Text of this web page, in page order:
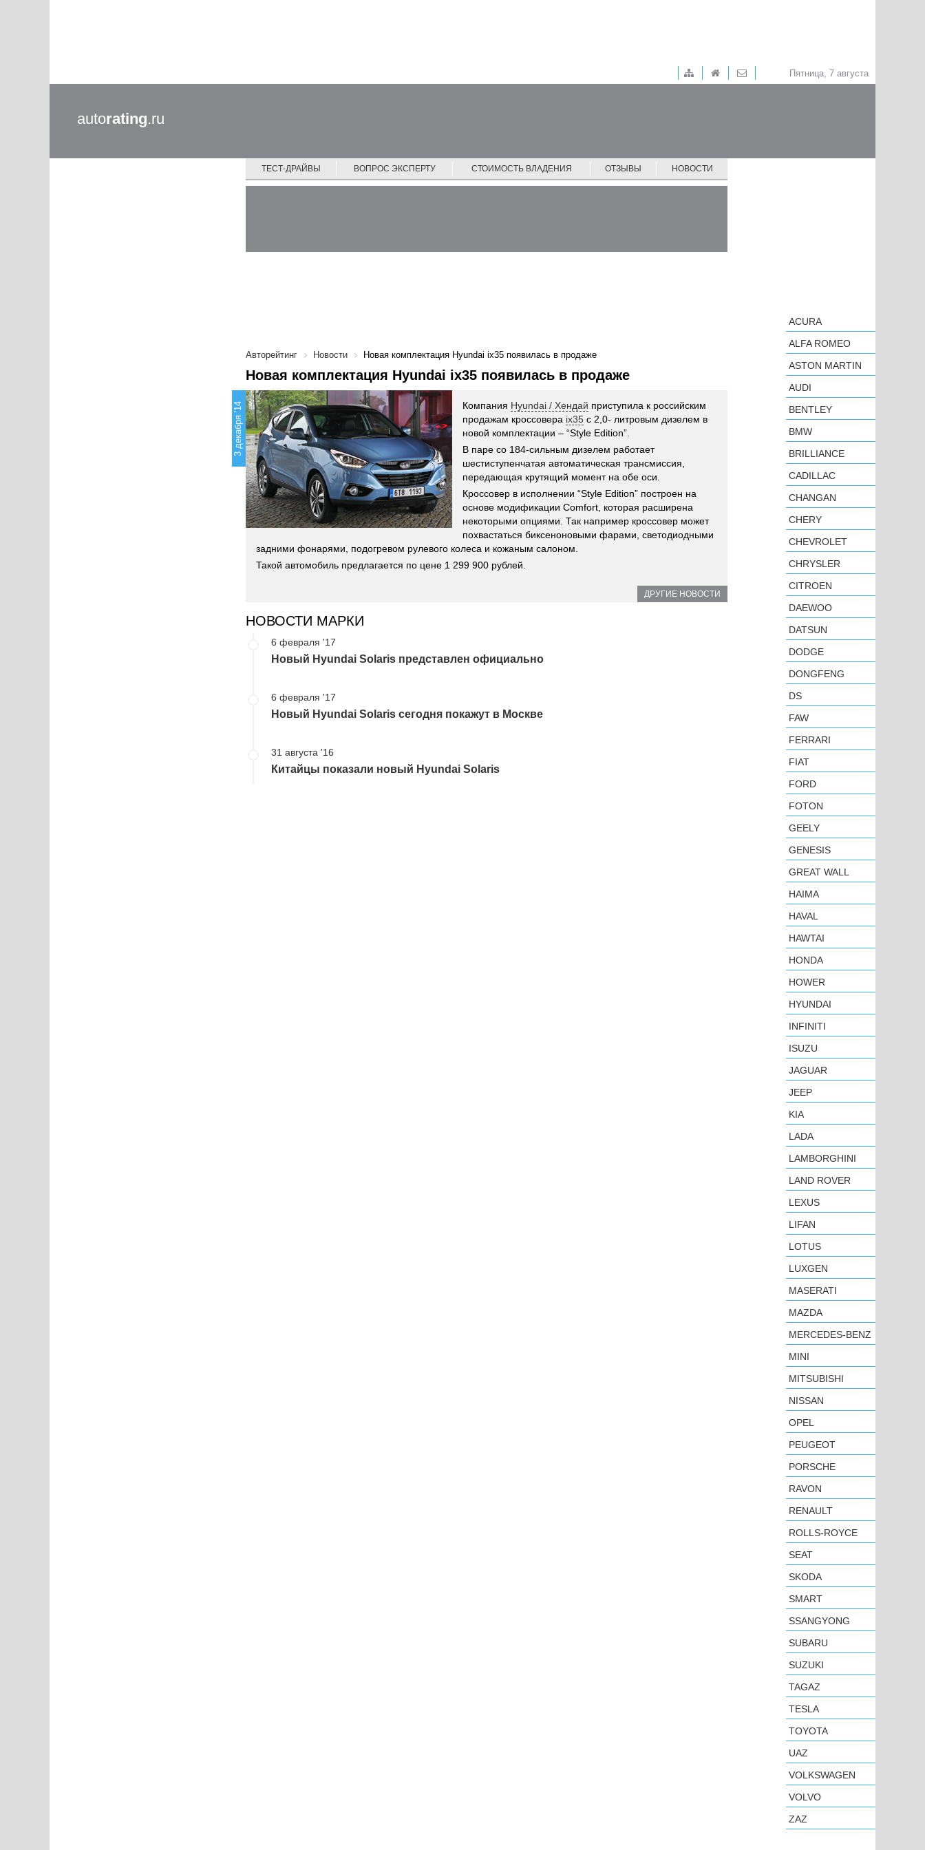
Пятница, 7 августа
autorating.ru
ТЕСТ-ДРАЙВЫ ВОПРОС ЭКСПЕРТУ СТОИМОСТЬ ВЛАДЕНИЯ ОТЗЫВЫ НОВОСТИ
Авторейтинг Новости Новая комплектация Hyundai ix35 появилась в продаже
Новая комплектация Hyundai ix35 появилась в продаже
3 декабря '14 Компания Hyundai / Хендай приступила к российским
продажам кроссовера ix35 с 2,0- литровым дизелем в
новой комплектации – “Style Edition”.
В паре со 184-сильным дизелем работает
шестиступенчатая автоматическая трансмиссия,
передающая крутящий момент на обе оси.
Кроссовер в исполнении “Style Edition” построен на
основе модификации Comfort, которая расширена
некоторыми опциями. Так например кроссовер может
похвастаться биксеноновыми фарами, светодиодными
задними фонарями, подогревом рулевого колеса и кожаным салоном.
Такой автомобиль предлагается по цене 1 299 900 рублей.
ДРУГИЕ НОВОСТИ
НОВОСТИ МАРКИ
6 февраля '17
Новый Hyundai Solaris представлен официально
6 февраля '17
Новый Hyundai Solaris сегодня покажут в Москве
31 августа '16
Китайцы показали новый Hyundai Solaris
ACURA
ALFA ROMEO
ASTON MARTIN
AUDI
BENTLEY
BMW
BRILLIANCE
CADILLAC
CHANGAN
CHERY
CHEVROLET
CHRYSLER
CITROEN
DAEWOO
DATSUN
DODGE
DONGFENG
DS
FAW
FERRARI
FIAT
FORD
FOTON
GEELY
GENESIS
GREAT WALL
HAIMA
HAVAL
HAWTAI
HONDA
HOWER
HYUNDAI
INFINITI
ISUZU
JAGUAR
JEEP
KIA
LADA
LAMBORGHINI
LAND ROVER
LEXUS
LIFAN
LOTUS
LUXGEN
MASERATI
MAZDA
MERCEDES-BENZ
MINI
MITSUBISHI
NISSAN
OPEL
PEUGEOT
PORSCHE
RAVON
RENAULT
ROLLS-ROYCE
SEAT
SKODA
SMART
SSANGYONG
SUBARU
SUZUKI
TAGAZ
TESLA
TOYOTA
UAZ
VOLKSWAGEN
VOLVO
ZAZ